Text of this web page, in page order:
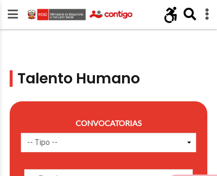
Talento Humano
CONVOCATORIAS